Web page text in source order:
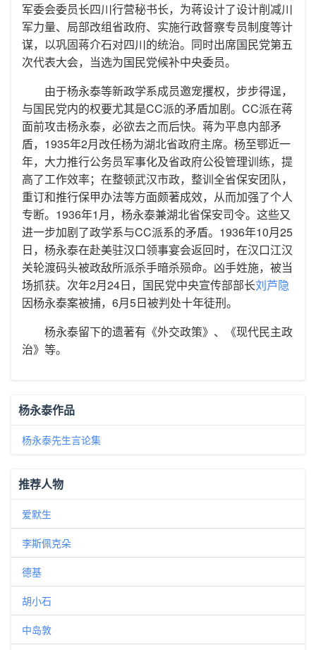
军委会委员长四川行营秘书长，为蒋设计了设计削减川
军力量、局部改组省政府、实施行政督察专员制度等计
谋，以巩固蒋介石对四川的统治。同时出席国民党第五
次代表大会，当选为国民党候补中央委员。
由于杨永泰等新政学系成员邀宠攫权，步步得逞，
与国民党内的权要尤其是CC派的矛盾加剧。CC派在蒋
面前攻击杨永泰，必欲去之而后快。蒋为平息内部矛
盾，1935年2月改任杨为湖北省政府主席。杨至鄂近一
年，大力推行公务员军事化及省政府公役管理训练，提
高了工作效率；在整顿武汉市政，整训全省保安团队，
重订和推行保甲办法等方面颇著成效，从而加强了个人
专断。1936年1月，杨永泰兼湖北省保安司令。这些又
进一步加剧了政学系与CC派系的矛盾。1936年10月25
日，杨永泰在赴美驻汉口领事宴会返回时，在汉口江汉
关轮渡码头被政敌所派杀手暗杀殒命。凶手姓施，被当
场抓获。次年2月24日，国民党中央宣传部部长刘芦隐
因杨永泰案被捕，6月5日被判处十年徒刑。
杨永泰留下的遗著有《外交政策》、《现代民主政
治》等。
杨永泰作品
杨永泰先生言论集
推荐人物
爱默生
李斯佩克朵
德基
胡小石
中岛敦